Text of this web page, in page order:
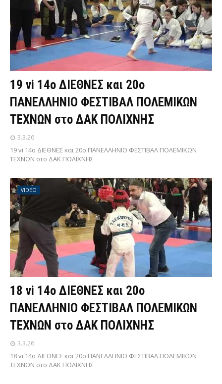
19 vi 14ο ΔΙΕΘΝΕΣ και 20ο
ΠΑΝΕΛΛΗΝΙΟ ΦΕΣΤΙΒΑΛ ΠΟΛΕΜΙΚΩΝ
ΤΕΧΝΩΝ στο ΔΑΚ ΠΟΛΙΧΝΗΣ
3.3.26
19 vi 14ο ΔΙΕΘΝΕΣ και 20ο ΠΑΝΕΛΛΗΝΙΟ ΦΕΣΤΙΒΑΛ ΠΟΛΕΜΙΚΩΝ
ΤΕΧΝΩΝ στο ΔΑΚ ΠΟΛΙΧΝΗΣ
VIDEO
18 vi 14ο ΔΙΕΘΝΕΣ και 20ο
ΠΑΝΕΛΛΗΝΙΟ ΦΕΣΤΙΒΑΛ ΠΟΛΕΜΙΚΩΝ
ΤΕΧΝΩΝ στο ΔΑΚ ΠΟΛΙΧΝΗΣ
3.3.26
18 vi 14ο ΔΙΕΘΝΕΣ και 20ο ΠΑΝΕΛΛΗΝΙΟ ΦΕΣΤΙΒΑΛ ΠΟΛΕΜΙΚΩΝ
ΤΕΧΝΩΝ στο ΔΑΚ ΠΟΛΙΧΝΗΣ